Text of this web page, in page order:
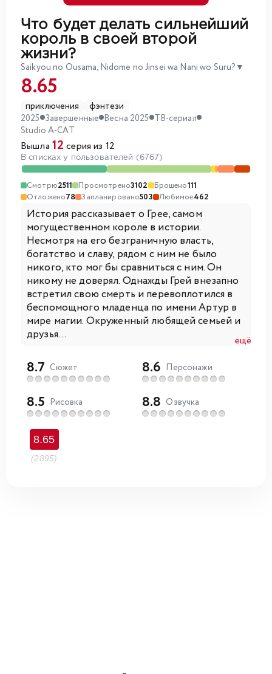
Что будет делать сильнейший
король в своей второй
жизни?
Saikyou no Ousama, Nidome no Jinsei wa Nani wo Suru? ▼
8.65
приключения
фэнтези
2025 Завершенные Весна 2025 ТВ-сериал
Studio A-CAT
Вышла 12 серия из 12
В списках у пользователей (6767)
Смотрю2511 Просмотрено3102 Брошено111
Отложено78 Запланировано503 Любимое462
История рассказывает о Грее, самом
могущественном короле в истории.
Несмотря на его безграничную власть,
богатство и славу, рядом с ним не было
никого, кто мог бы сравниться с ним. Он
никому не доверял. Однажды Грей внезапно
встретил свою смерть и перевоплотился в
беспомощного младенца по имени Артур в
мире магии. Окруженный любящей семьей и
друзья...
ещё
8.7 Сюжет 8.6 Персонажи
8.5 Рисовка 8.8 Озвучка
8.65
(2895)